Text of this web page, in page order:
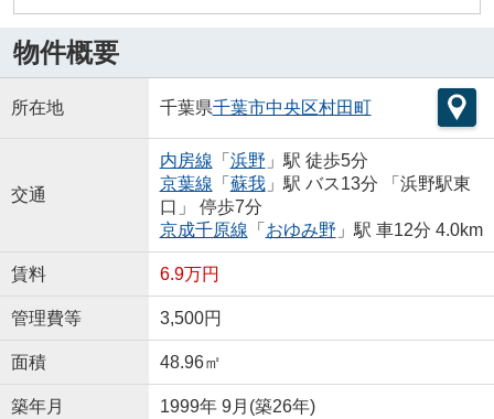
物件概要
所在地 千葉県千葉市中央区村田町
交通
内房線 「 浜野 」駅 徒歩5分
京葉線 「 蘇我」駅 バス13分 「浜野駅東
口」 停歩7分
京成千原線 「 おゆみ野 」駅 車12分 4.0km
賃料 6.9万円
管理費等 3,500円
面積 48.96㎡
築年月 1999年 9月(築26年)